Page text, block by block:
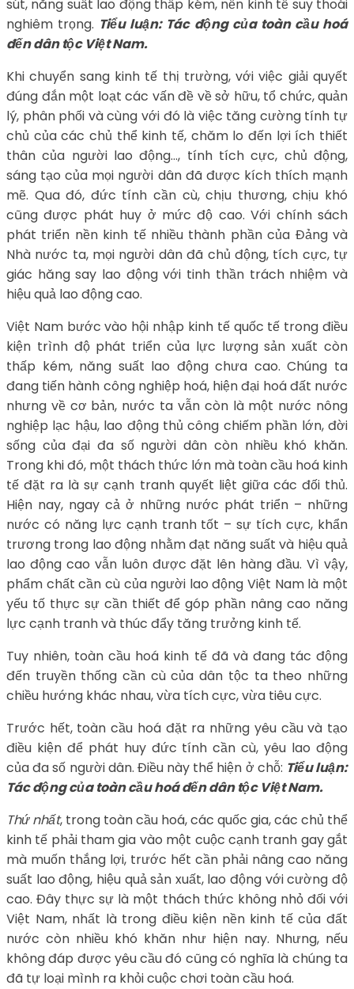
sút, năng suất lao động thấp kém, nền kinh tế suy thoái
nghiêm trọng. Tiểu luận: Tác động của toàn cầu hoá
đến dân tộc Việt Nam.
Khi chuyển sang kinh tế thị trường, với việc giải quyết
đúng đắn một loạt các vấn đề về sở hữu, tổ chức, quản
lý, phân phối và cùng với đó là việc tăng cường tính tự
chủ của các chủ thể kinh tế, chăm lo đến lợi ích thiết
thân của người lao động…, tính tích cực, chủ động,
sáng tạo của mọi người dân đã được kích thích mạnh
mẽ. Qua đó, đức tính cần cù, chịu thương, chịu khó
cũng được phát huy ở mức độ cao. Với chính sách
phát triển nền kinh tế nhiều thành phần của Đảng và
Nhà nước ta, mọi người dân đã chủ động, tích cực, tự
giác hăng say lao động với tinh thần trách nhiệm và
hiệu quả lao động cao.
Việt Nam bước vào hội nhập kinh tế quốc tế trong điều
kiện trình độ phát triển của lực lượng sản xuất còn
thấp kém, năng suất lao động chưa cao. Chúng ta
đang tiến hành công nghiệp hoá, hiện đại hoá đất nước
nhưng về cơ bản, nước ta vẫn còn là một nước nông
nghiệp lạc hậu, lao động thủ công chiếm phần lớn, đời
sống của đại đa số người dân còn nhiều khó khăn.
Trong khi đó, một thách thức lớn mà toàn cầu hoá kinh
tế đặt ra là sự cạnh tranh quyết liệt giữa các đối thủ.
Hiện nay, ngay cả ở những nước phát triển – những
nước có năng lực cạnh tranh tốt – sự tích cực, khẩn
trương trong lao động nhằm đạt năng suất và hiệu quả
lao động cao vẫn luôn được đặt lên hàng đầu. Vì vậy,
phẩm chất cần cù của người lao động Việt Nam là một
yếu tố thực sự cần thiết để góp phần nâng cao năng
lực cạnh tranh và thúc đẩy tăng trưởng kinh tế.
Tuy nhiên, toàn cầu hoá kinh tế đã và đang tác động
đến truyền thống cần cù của dân tộc ta theo những
chiều hướng khác nhau, vừa tích cực, vừa tiêu cực.
Trước hết, toàn cầu hoá đặt ra những yêu cầu và tạo
điều kiện để phát huy đức tính cần cù, yêu lao động
của đa số người dân. Điều này thể hiện ở chỗ: Tiểu luận:
Tác động của toàn cầu hoá đến dân tộc Việt Nam.
Thứ nhất, trong toàn cầu hoá, các quốc gia, các chủ thể
kinh tế phải tham gia vào một cuộc cạnh tranh gay gắt
mà muốn thắng lợi, trước hết cần phải nâng cao năng
suất lao động, hiệu quả sản xuất, lao động với cường độ
cao. Đây thực sự là một thách thức không nhỏ đối với
Việt Nam, nhất là trong điều kiện nền kinh tế của đất
nước còn nhiều khó khăn như hiện nay. Nhưng, nếu
không đáp được yêu cầu đó cũng có nghĩa là chúng ta
đã tự loại mình ra khỏi cuộc chơi toàn cầu hoá.